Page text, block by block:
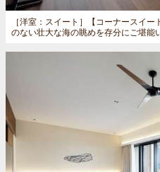
［洋室：スイート］
【コーナースイ
のない壮大な海の眺めを存分にご堪能